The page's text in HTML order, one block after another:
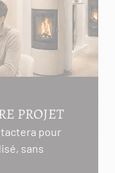
PROJET
pour
sans